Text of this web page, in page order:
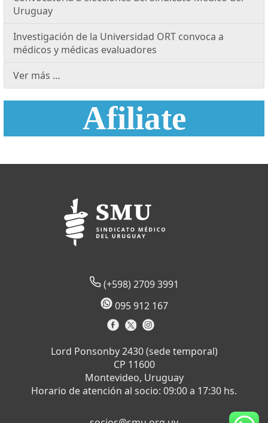
Uruguay
Investigación de la Universidad ORT convoca a
médicos y médicas evaluadores
Ver más …
Afiliate
(+598) 2709 3991
095 912 167
Lord Ponsonby 2430 (sede temporal)
CP 11600
Montevideo, Uruguay
Horario de atención al socio: 09:00 a 17:30 hs.